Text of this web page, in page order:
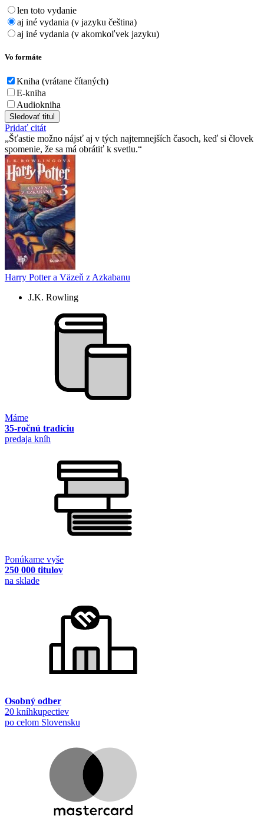
len toto vydanie
aj iné vydania (v jazyku čeština)
aj iné vydania (v akomkoľvek jazyku)
Vo formáte
Kniha (vrátane čítaných)
E-kniha
Audiokniha
Sledovať titul
Pridať citát
Šťastie možno nájsť aj v tých najtemnejších časoch, keď si človek
spomenie, že sa má obrátiť k svetlu.
Harry Potter a Väzeň z Azkabanu
J.K. Rowling
Máme
35-ročnú tradíciu
predaja kníh
Ponúkame vyše
250 000 titulov
na sklade
Osobný odber
20 kníhkupectiev
po celom Slovensku